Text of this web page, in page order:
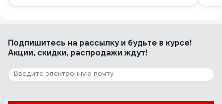
Подпишитесь на рассылкуи будьте в курсе!
Акции, скидки, распродажи ждут!